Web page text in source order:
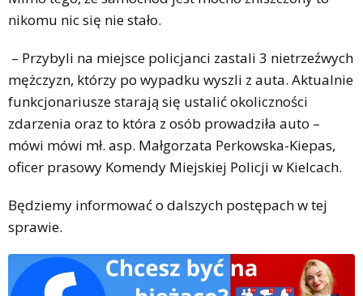
nikomu nic się nie stało.
– Przybyli na miejsce policjanci zastali 3 nietrzeźwych
mężczyzn, którzy po wypadku wyszli z auta. Aktualnie
funkcjonariusze starają się ustalić okoliczności
zdarzenia oraz to która z osób prowadziła auto –
mówi mówi mł. asp. Małgorzata Perkowska-Kiepas,
oficer prasowy Komendy Miejskiej Policji w Kielcach.
Będziemy informować o dalszych postępach w tej
sprawie.